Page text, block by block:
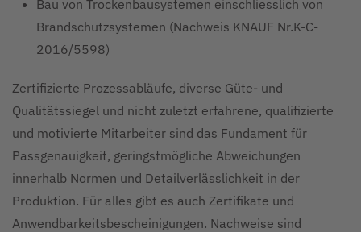
Bau von Trockenbausystemen einschliesslich von
Brandschutzsystemen (Nachweis KNAUF Nr.K-C-
2016/5598)
Zertifizierte Prozessabläufe, diverse Güte- und
Qualitätssiegel und nicht zuletzt erfahrene, qualifizierte
und motivierte Mitarbeiter sind das Fundament für
Passgenauigkeit, geringstmögliche Abweichungen
innerhalb Normen und Detailverlässlichkeit in der
Produktion. Für alles gibt es auch Zertifikate und
Anwendbarkeitsbescheinigungen. Nachweise sind